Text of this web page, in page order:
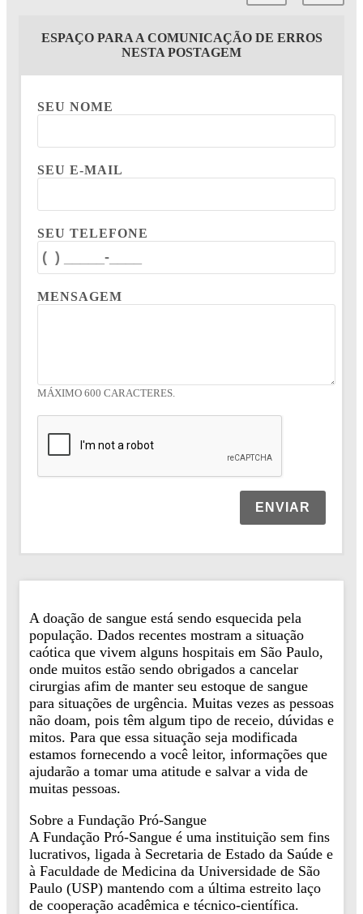
ESPAÇO PARA A COMUNICAÇÃO DE ERROS
NESTA POSTAGEM
SEU NOME
SEU E-MAIL
SEU TELEFONE
MENSAGEM
MÁXIMO 600 CARACTERES.
ENVIAR
A doação de sangue está sendo esquecida pela
população. Dados recentes mostram a situação
caótica que vivem alguns hospitais em São Paulo,
onde muitos estão sendo obrigados a cancelar
cirurgias afim de manter seu estoque de sangue
para situações de urgência. Muitas vezes as pessoas
não doam, pois têm algum tipo de receio, dúvidas e
mitos. Para que essa situação seja modificada
estamos fornecendo a você leitor, informações que
ajudarão a tomar uma atitude e salvar a vida de
muitas pessoas.
Sobre a Fundação Pró-Sangue
A Fundação Pró-Sangue é uma instituição sem fins
lucrativos, ligada à Secretaria de Estado da Saúde e
à Faculdade de Medicina da Universidade de São
Paulo (USP) mantendo com a última estreito laço
de cooperação acadêmica e técnico-científica.